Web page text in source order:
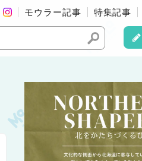
モウラー記事 特集記事